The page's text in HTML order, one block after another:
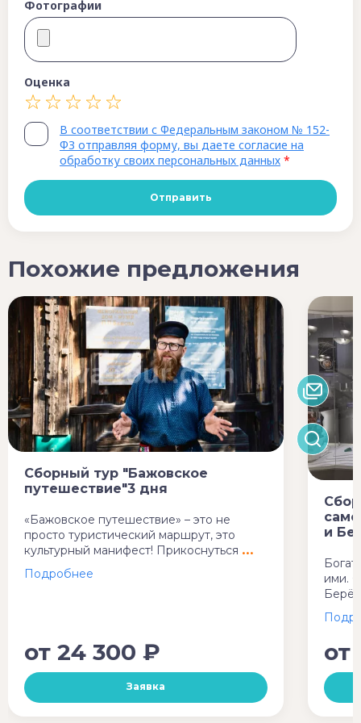
Фотографии
Оценка
В соответствии с Федеральным законом № 152-
ФЗ отправляя форму, вы даете согласие на
обработку своих персональных данных *
Похожие предложения
Сборный тур "Бажовское
путешествие"3 дня
«Бажовское путешествие» – это не
просто туристический маршрут, это
культурный манифест! Прикоснуться
от 24 300 ₽
Заявка
и
ими.
от